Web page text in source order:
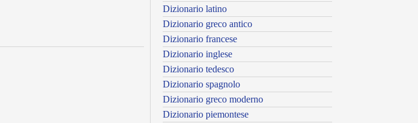
Dizionario latino
Dizionario greco antico
Dizionario francese
Dizionario inglese
Dizionario tedesco
Dizionario spagnolo
Dizionario greco moderno
Dizionario piemontese